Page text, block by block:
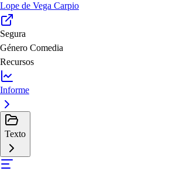
Lope de Vega Carpio
Segura
Género Comedia
Recursos
Informe
Texto